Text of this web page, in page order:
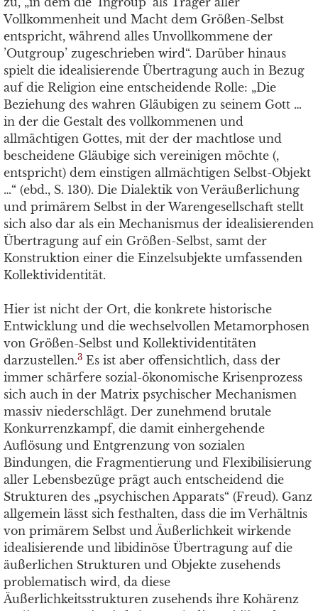
Vollkommenheit und Macht dem Größen-Selbst
entspricht, während alles Unvollkommene der
’Outgroup’ zugeschrieben wird“. Darüber hinaus
spielt die idealisierende Übertragung auch in Bezug
auf die Religion eine entscheidende Rolle: „Die
Beziehung des wahren Gläubigen zu seinem Gott …
in der die Gestalt des vollkommenen und
allmächtigen Gottes, mit der der machtlose und
bescheidene Gläubige sich vereinigen möchte (,
entspricht) dem einstigen allmächtigen Selbst-Objekt
…“ (ebd., S. 130). Die Dialektik von Veräußerlichung
und primärem Selbst in der Warengesellschaft stellt
sich also dar als ein Mechanismus der idealisierenden
Übertragung auf ein Größen-Selbst, samt der
Konstruktion einer die Einzelsubjekte umfassenden
Kollektividentität.
Hier ist nicht der Ort, die konkrete historische
Entwicklung und die wechselvollen Metamorphosen
von Größen-Selbst und Kollektividentitäten
darzustellen.3 Es ist aber offensichtlich, dass der
immer schärfere sozial-ökonomische Krisenprozess
sich auch in der Matrix psychischer Mechanismen
massiv niederschlägt. Der zunehmend brutale
Konkurrenzkampf, die damit einhergehende
Auflösung und Entgrenzung von sozialen
Bindungen, die Fragmentierung und Flexibilisierung
aller Lebensbezüge prägt auch entscheidend die
Strukturen des „psychischen Apparats“ (Freud). Ganz
allgemein lässt sich festhalten, dass die im Verhältnis
von primärem Selbst und Äußerlichkeit wirkende
idealisierende und libidinöse Übertragung auf die
äußerlichen Strukturen und Objekte zusehends
problematisch wird, da diese
Äußerlichkeitsstrukturen zusehends ihre Kohärenz